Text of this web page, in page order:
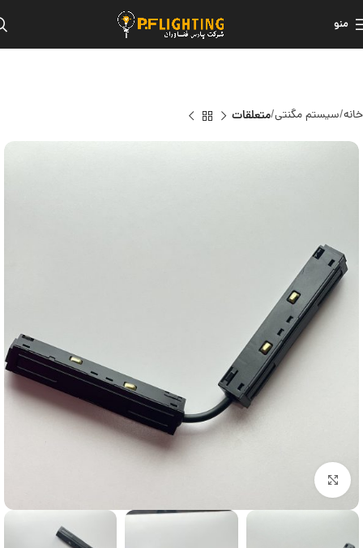
منو
خانه سیستم مگنتی متعلقات
بزرگنمایی تصویر